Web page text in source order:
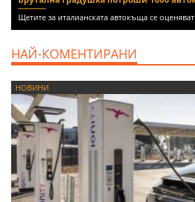
Щетите за италианската автокъща се
НАЙ-КОМЕНТИРАНИ
НОВИНИ